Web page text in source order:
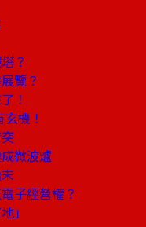
？
覽？
！
機！
微波爐
子經營權？
」